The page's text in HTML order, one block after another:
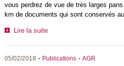
vous perdrez de vue de très larges
km de documents qui sont conservés
Lire la suite
05/02/2018 - Publications- AGR